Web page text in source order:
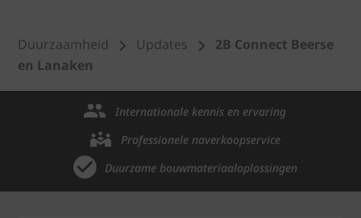
Duurzaamheid Updates
2B Connect Beerse
en Lanaken
Internationale kennis en ervaring
Professionele naverkoopservice
Duurzame bouwmateriaaloplossingen